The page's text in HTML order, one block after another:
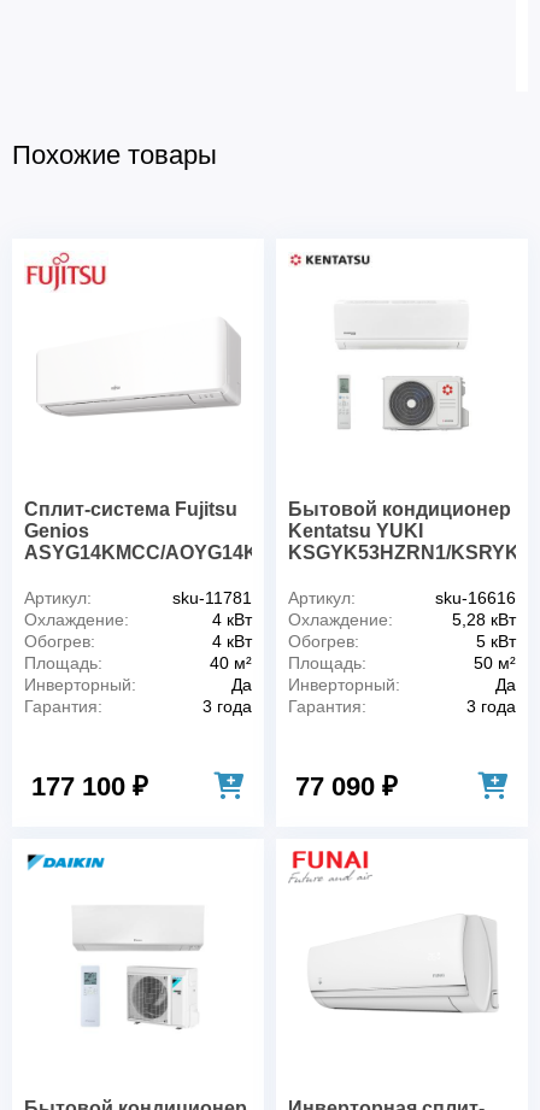
Похожие товары
Сплит-система Fujitsu
Genios
ASYG14KMCC/AOYG14KMCC
Артикул:
sku-11781
Охлаждение:
4 кВт
Обогрев:
4 кВт
Площадь:
40 м²
Инверторный:
Да
Гарантия:
3 года
177 100 ₽
Бытовой кондиционер
Kentatsu YUKI
KSGYK53HZRN1/
Артикул:
sku-16616
Охлаждение:
5,28 кВт
Обогрев:
5 кВт
Площадь:
50 м²
Инверторный:
Да
Гарантия:
3 года
77 090 ₽